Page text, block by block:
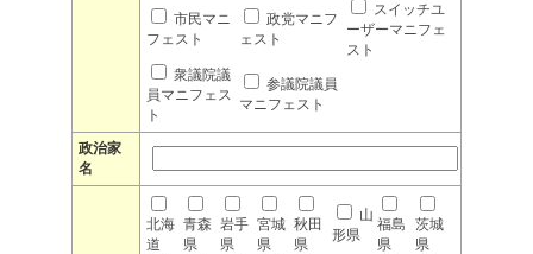
市民マニ
フェスト
政党マニフ
ェスト
スイッチユ
ーザーマニフェ
スト
衆議院議
員マニフェス
ト
参議院議員
マニフェスト
政治家
名
北海
道
青森
県
岩手
県
宮城
県
秋田
県
山
形県
福島
県
茨城
県